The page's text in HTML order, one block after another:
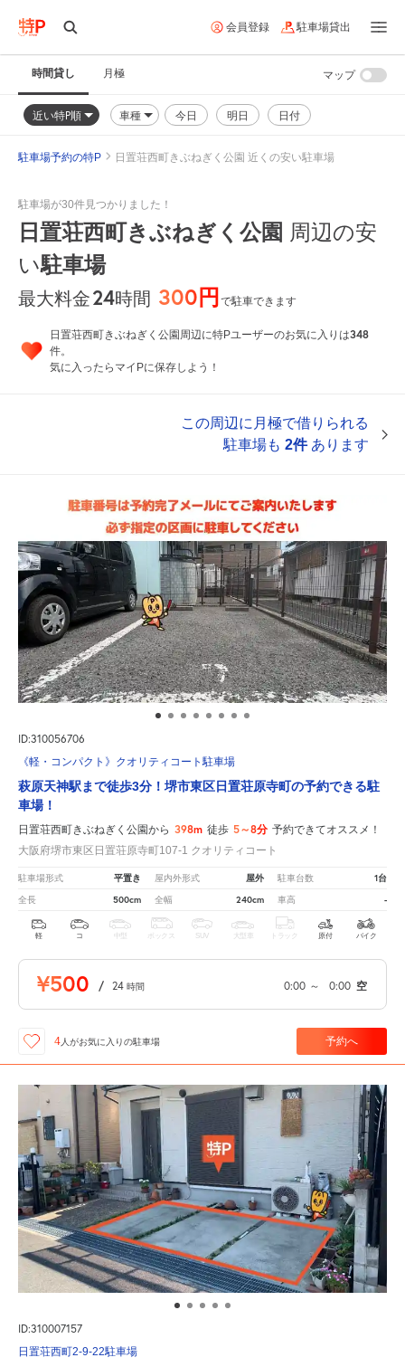
会員登録 駐車場貸出
時間貸し 月極
近い特P順 車種 今日 明日 日付
マップ
駐車場予約の特P 日置荘西町きぶねぎく公園 近くの安い駐車場
駐車場が30件見つかりました！
日置荘西町きぶねぎく公園 周辺の安
い駐車場
最大料金24時間 300円で駐車できます
日置荘西町きぶねぎく公園周辺に特Pユーザーのお気に入りは348
件。
気に入ったらマイPに保存しよう！
この周辺に月極で借りられる
駐車場も 2件あります
ID:310056706
《軽・コンパクト》クオリティコート駐車場
萩原天神駅まで徒歩3分！堺市東区日置荘原寺町の予約できる駐
車場！
日置荘西町きぶねぎく公園から 398m 徒歩 5～8分 予約できてオススメ！
大阪府堺市東区日置荘原寺町107-1 クオリティコート
駐車場形式 平置き 屋内外形式 屋外 駐車台数 1台
全長 500cm 全幅 240cm 車高 -
軽 コ 中型 ボックス SUV 大型車 トラック 原付 バイク
¥500 / 24 時間 0:00 ～ 0:00 空
4 人がお気に入りの駐車場 予約へ
ID:310007157
日置荘西町2-9-22駐車場